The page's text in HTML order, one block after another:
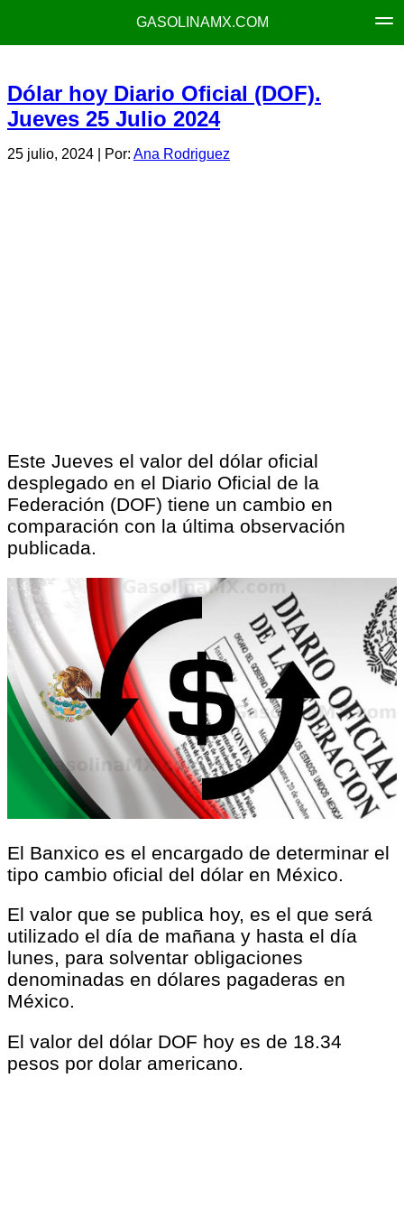
GASOLINAMX.COM
Dólar hoy Diario Oficial (DOF).
Jueves 25 Julio 2024
25 julio, 2024 | Por: Ana Rodriguez
Este Jueves el valor del dólar oficial
desplegado en el Diario Oficial de la
Federación (DOF) tiene un cambio en
comparación con la última observación
publicada.
El Banxico es el encargado de determinar el
tipo cambio oficial del dólar en México.
El valor que se publica hoy, es el que será
utilizado el día de mañana y hasta el día
lunes, para solventar obligaciones
denominadas en dólares pagaderas en
México.
El valor del dólar DOF hoy es de 18.34
pesos por dolar americano.